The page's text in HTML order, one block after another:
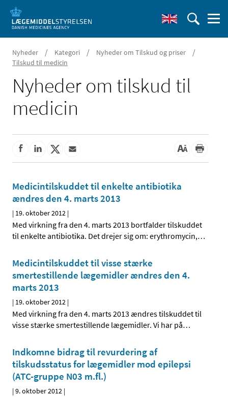
Nyheder / Kategori / Nyheder om Tilskud og priser /
Tilskud til medicin
Nyheder om tilskud til
medicin
Medicintilskuddet til enkelte antibiotika
ændres den 4. marts 2013
| 19. oktober 2012 |
Med virkning fra den 4. marts 2013 bortfalder tilskuddet
til enkelte antibiotika. Det drejer sig om: erythromycin,…
Medicintilskuddet til visse stærke
smertestillende lægemidler ændres den 4.
marts 2013
| 19. oktober 2012 |
Med virkning fra den 4. marts 2013 ændres tilskuddet til
visse stærke smertestillende lægemidler. Vi har på…
Indkomne bidrag til revurdering af
tilskudsstatus for lægemidler mod epilepsi
(ATC-gruppe N03 m.fl.)
|9. oktober 2012 |